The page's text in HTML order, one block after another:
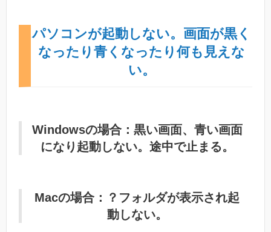
パソコンが起動しない。画面が黒く
なったり青くなったり何も見えな
い。
Windowsの場合：黒い画面、青い画面
になり起動しない。途中で止まる。
Macの場合：？フォルダが表示され起
動しない。